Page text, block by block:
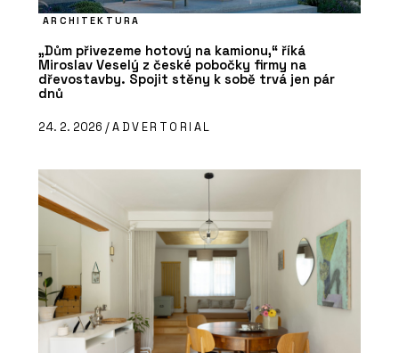
ARCHITEKTURA
„Dům přivezeme hotový na kamionu,“ říká
Miroslav Veselý z české pobočky firmy na
dřevostavby. Spojit stěny k sobě trvá jen pár
dnů
24. 2. 2026 /ADVERTORIAL